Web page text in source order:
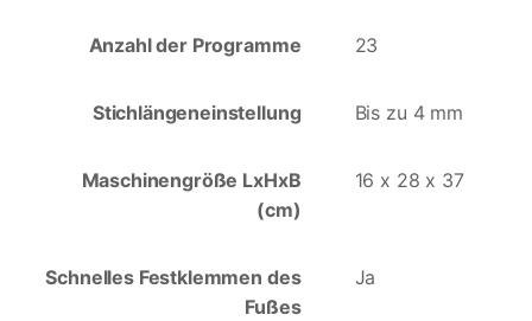
Anzahl der Programme 23
Stichlängeneinstellung Bis zu 4 mm
Maschinengröße LxHxB
(cm)
16 x 28 x 37
Schnelles Festklemmen des
Fußes
Ja